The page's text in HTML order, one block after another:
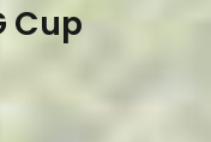
Cup